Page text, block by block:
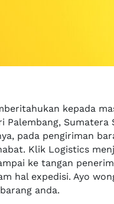
kepada
Palembang,
pada pengiriman
Klik Logistics
ke tangan
hal expedisi. Ayo
anda.